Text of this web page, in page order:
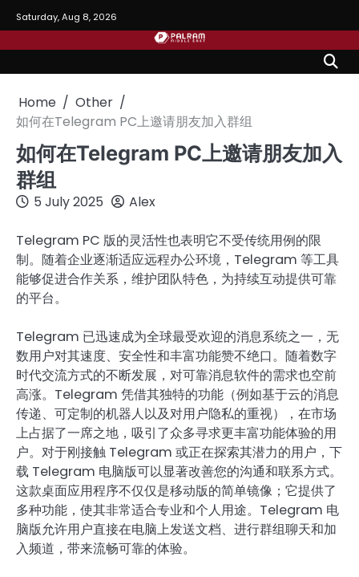
to
content
Saturday, Aug 8, 2026
Home
Other
如何在Telegram PC上邀请朋友加入群组
如何在Telegram PC上邀请朋友加入
群组
5 July 2025 Alex
Telegram PC 版的灵活性也表明它不受传统用例的限
制。随着企业逐渐适应远程办公环境，Telegram 等工具
能够促进合作关系，维护团队特色，为持续互动提供可靠
的平台。
Telegram 已迅速成为全球最受欢迎的消息系统之一，无
数用户对其速度、安全性和丰富功能赞不绝口。随着数字
时代交流方式的不断发展，对可靠消息软件的需求也空前
高涨。Telegram 凭借其独特的功能（例如基于云的消息
传递、可定制的机器人以及对用户隐私的重视），在市场
上占据了一席之地，吸引了众多寻求更丰富功能体验的用
户。对于刚接触 Telegram 或正在探索其潜力的用户，下
载 Telegram 电脑版可以显著改善您的沟通和联系方式。
这款桌面应用程序不仅仅是移动版的简单镜像；它提供了
多种功能，使其非常适合专业和个人用途。Telegram 电
脑版允许用户直接在电脑上发送文档、进行群组聊天和加
入频道，带来流畅可靠的体验。